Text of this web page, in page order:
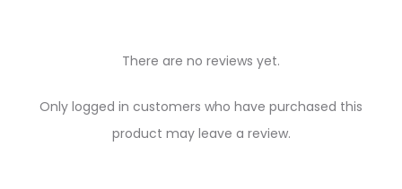
There are no reviews yet.
Only logged in customers who have purchased this
product may leave a review.